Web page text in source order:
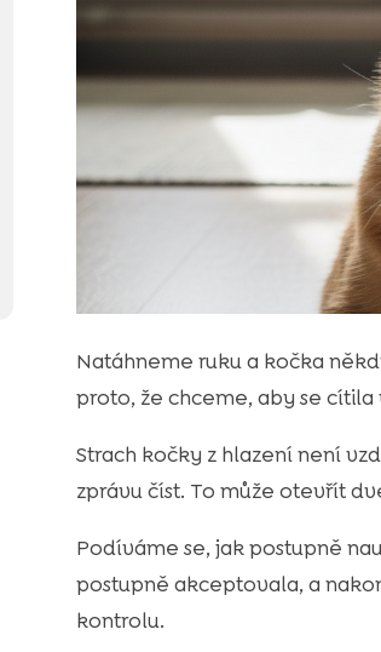
Natáhneme ruku a kočka
proto, že chceme, aby se cítila
Strach kočky z hlazení není
zprávu číst. To může otevřít
Podíváme se, jak postupně
postupně akceptovala, a
kontrolu.